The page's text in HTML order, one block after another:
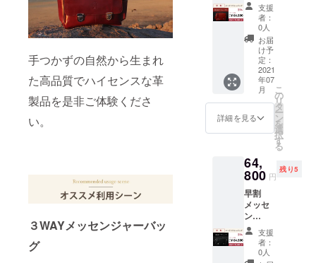
手つかずの自然から生まれ
た高品質でハイセンスな革
製品を是非ご体験くださ
い。
３WAYメッセンジャーバッ
グ
↓↓↓ 個
数限
定
￥11,98
0 OFF!
↓↓↓ ク
ラファ
ン限定
早割
￥64,80
-----------
バッグ×
１
COLOR
フォッ
クス ク
ラファ
ン限定
早割
￥64,80
0(税込)
-----------
般販売
予定価
格
￥76,78
0(税込)
↓↓↓ 個
数限
定
支援
者：
0人
お届
け予
定：
2021
年07
月
詳細を見る
こ
の
リ
タ
ー
ン
を
選
択
す
る
64,
800 円
残り5
早割
メッセ
ン
ジャー
バッグ×
１
支援
者：
0人